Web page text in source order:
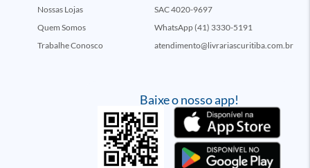
Baixe o nosso app!
Nossas Lojas
Quem Somos
Trabalhe Conosco
SAC 4020-9697
WhatsApp (41) 3330-5191
atendimento@livrariascuritiba.com.br